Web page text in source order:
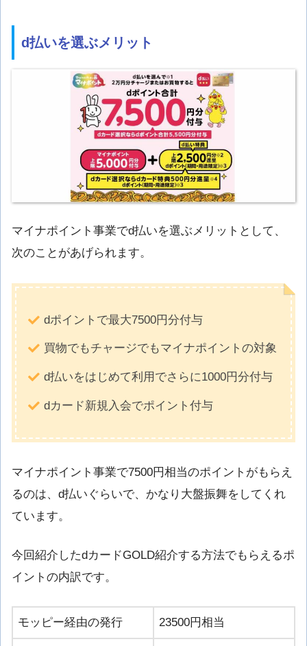
d払いを選ぶメリット
マイナポイント事業でd払いを選ぶメリットとして、
次のことがあげられます。
dポイントで最大7500円分付与
買物でもチャージでもマイナポイントの対象
d払いをはじめて利用でさらに1000円分付与
dカード新規入会でポイント付与
マイナポイント事業で7500円相当のポイントがもらえ
るのは、d払いぐらいで、かなり大盤振舞をしてくれ
ています。
今回紹介したdカードGOLD紹介する方法でもらえるポ
イントの内訳です。
モッピー経由の発行 23500円相当